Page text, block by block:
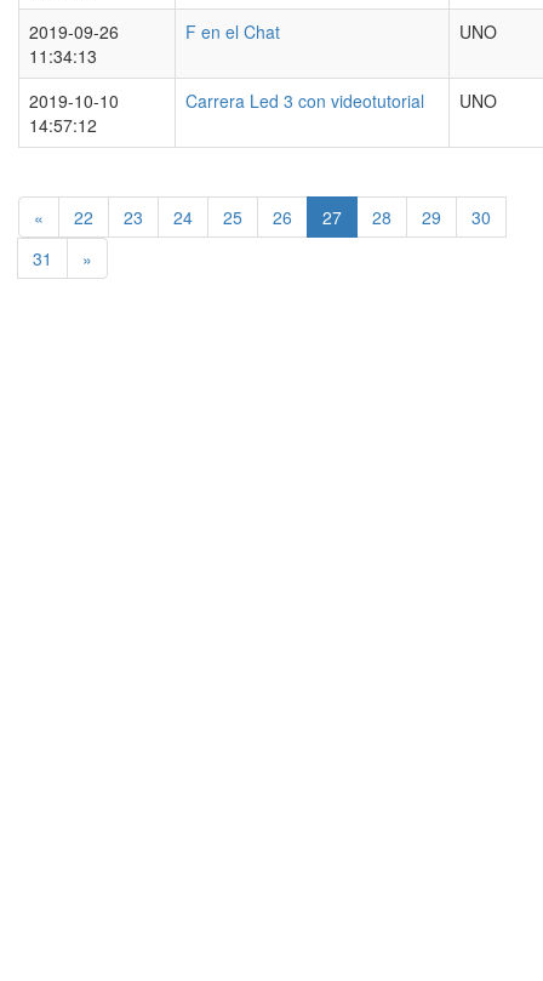
2019-09-26
11:34:13
F en el Chat UNO
2019-10-10
14:57:12
Carrera Led 3 con videotutorial UNO
« 22 23 24 25 26 27 28 29
30
31
»